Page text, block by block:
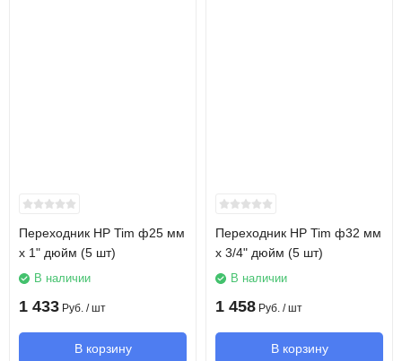
Переходник НР Tim ф25 мм
x 1" дюйм (5 шт)
В наличии
1 433 Руб. / шт
В корзину
Переходник НР Tim ф32 мм
x 3/4" дюйм (5 шт)
В наличии
1 458 Руб. / шт
В корзину